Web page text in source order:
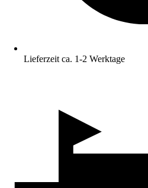
Lieferzeit ca. 1-2 Werktage